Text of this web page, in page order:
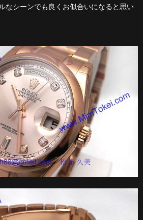
なシーンでも良くお似合いになると思い